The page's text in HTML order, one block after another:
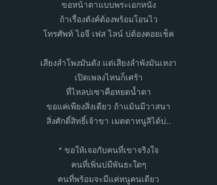
ขอหน้าตาแบบพระเอกหนัง
ถ้าเรื่องตังค์ต้องพร้อมโอนไว
โทรศัพท์ ไอจี เฟส ไลน์ บ่ต้องคอยเช็ค
เสียงลำโพงมันดัง แต่เสียงลำพังมันเหงา
เปิดเพลงไหนก็เศร้า
ที่ไหลบ่เซาคือหยดน้ำตา
ขอแค่เพียงสิ่งเดียว ถ้าแม้นมีวาสนา
สิ่งศักดิ์สิทธิ์เจ้าขา เมตตาหนูสิได้บ่..
* ขอให้เจอกับคนที่เขาจริงใจ
คนที่เพิ่นบ่มีพันธะใดๆ
คนที่พร้อมจะมีแค่หนูคนเดียว